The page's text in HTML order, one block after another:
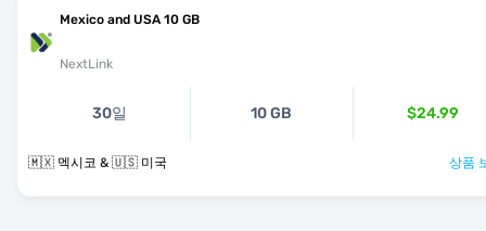
Mexico and USA 10 GB
NextLink
30일 10 GB $24.99
🇲🇽 멕시코 & 🇺🇸 미국 상품